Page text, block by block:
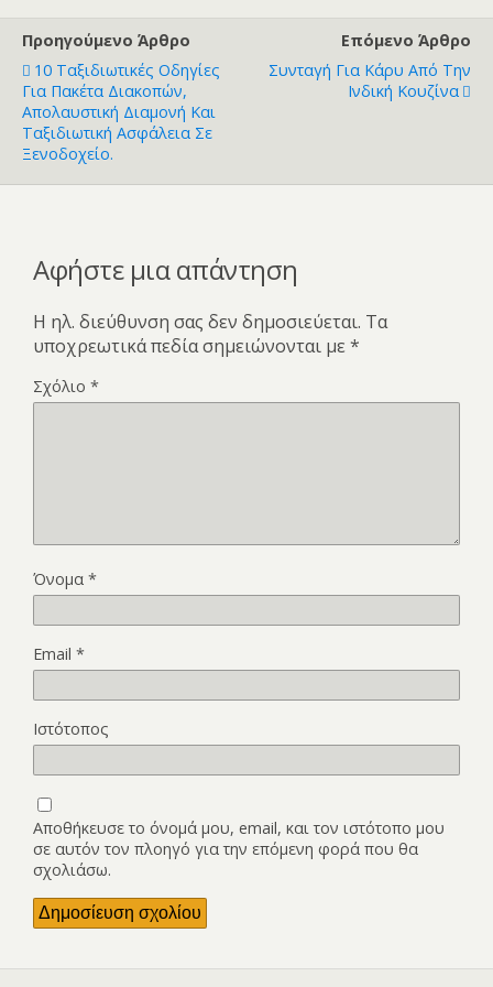
Προηγούμενο Άρθρο
10 Ταξιδιωτικές Οδηγίες
Για Πακέτα Διακοπών,
Απολαυστική Διαμονή Και
Ταξιδιωτική Ασφάλεια Σε
Ξενοδοχείο.
Επόμενο Άρθρο
Συνταγή Για Κάρυ Από Την
Ινδική Κουζίνα
Αφήστε μια απάντηση
Η ηλ. διεύθυνση σας δεν δημοσιεύεται. Τα
υποχρεωτικά πεδία σημειώνονται με *
Σχόλιο *
Όνομα *
Email *
Ιστότοπος
Αποθήκευσε το όνομά μου, email, και τον ιστότοπο μου
σε αυτόν τον πλοηγό για την επόμενη φορά που θα
σχολιάσω.